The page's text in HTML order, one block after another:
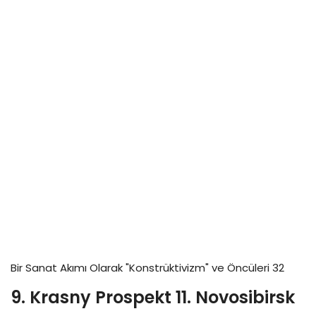
Bir Sanat Akımı Olarak "Konstrüktivizm" ve Öncüleri 32
9. Krasny Prospekt 11. Novosibirsk